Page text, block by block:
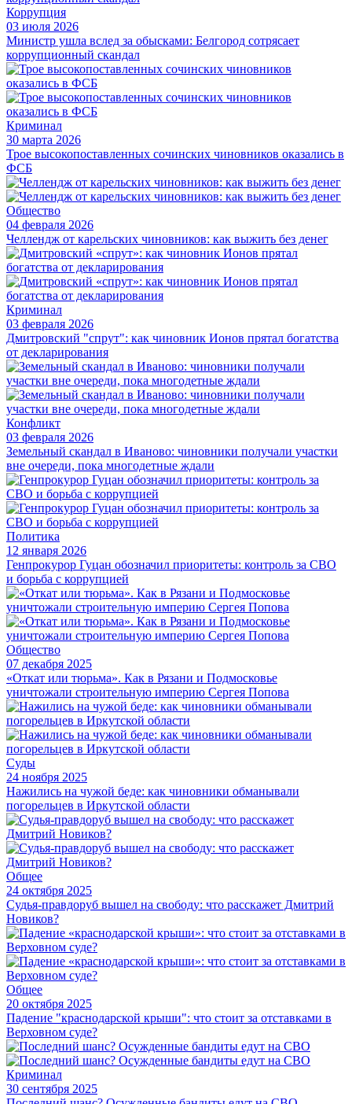
Коррупция
03 июля 2026
Министр ушла вслед за обысками: Белгород сотрясает
коррупционный скандал
Криминал
30 марта 2026
Трое высокопоставленных сочинских чиновников оказались в
ФСБ
Общество
04 февраля 2026
Челлендж от карельских чиновников: как выжить без денег
Криминал
03 февраля 2026
Дмитровский "спрут": как чиновник Ионов прятал богатства
от декларирования
Конфликт
03 февраля 2026
Земельный скандал в Иваново: чиновники получали участки
вне очереди, пока многодетные ждали
Политика
12 января 2026
Генпрокурор Гуцан обозначил приоритеты: контроль за СВО
и борьба с коррупцией
Общество
07 декабря 2025
«Откат или тюрьма». Как в Рязани и Подмосковье
уничтожали строительную империю Сергея Попова
Суды
24 ноября 2025
Нажились на чужой беде: как чиновники обманывали
погорельцев в Иркутской области
Общее
24 октября 2025
Судья-правдоруб вышел на свободу: что расскажет Дмитрий
Новиков?
Общее
20 октября 2025
Падение "краснодарской крыши": что стоит за отставками в
Верховном суде?
Криминал
30 сентября 2025